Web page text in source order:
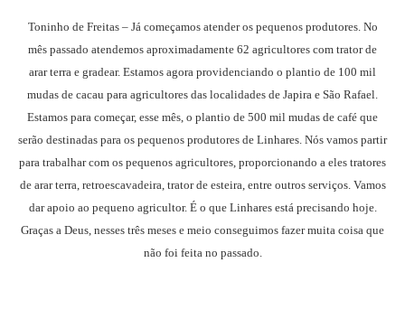
Toninho de Freitas – Já começamos atender os pequenos produtores. No
mês passado atendemos aproximadamente 62 agricultores com trator de
arar terra e gradear. Estamos agora providenciando o plantio de 100 mil
mudas de cacau para agricultores das localidades de Japira e São Rafael.
Estamos para começar, esse mês, o plantio de 500 mil mudas de café que
serão destinadas para os pequenos produtores de Linhares. Nós vamos partir
para trabalhar com os pequenos agricultores, proporcionando a eles tratores
de arar terra, retroescavadeira, trator de esteira, entre outros serviços. Vamos
dar apoio ao pequeno agricultor. É o que Linhares está precisando hoje.
Graças a Deus, nesses três meses e meio conseguimos fazer muita coisa que
não foi feita no passado.